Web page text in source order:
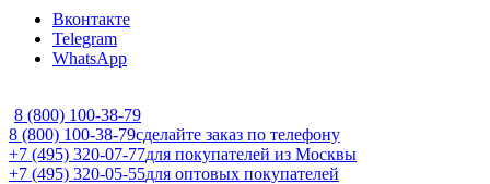
Вконтакте
Telegram
WhatsApp
8 (800) 100-38-79
8 (800) 100-38-79сделайте заказ по телефону
+7 (495) 320-07-77для покупателей из Москвы
+7 (495) 320-05-55для оптовых покупателей